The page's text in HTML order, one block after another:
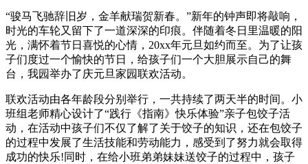
“骏马飞驰辞旧岁，金羊献瑞贺新春。”新年的钟声即将敲响，
时光的车轮又留下了一道深深的印痕。伴随着冬日里温暖的阳
光，满怀着节日喜悦的心情，20xx年元旦如约而至。为了让孩
子们度过一个愉快的节日，给孩子们一个大胆展示自己的舞
台，我园举办了庆元旦家园联欢活动。
联欢活动由各年龄段分别举行，一共持续了两天半的时间。小
班组老师精心设计了“践行《指南》快乐体验”亲子包饺子活
动，在活动中孩子们不仅了解了关于饺子的知识，还在包饺子
的过程中发展了生活技能和劳动能力，感受到了努力就会取得
成功的快乐!同时，在给小班弟弟妹妹送饺子的过程中，孩子